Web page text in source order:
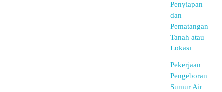
Penyiapan
dan
Pematangan
Tanah atau
Lokasi
Pekerjaan
Pengeboran
Sumur Air